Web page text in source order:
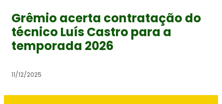
Grêmio acerta contratação do
técnico Luís Castro para a
temporada 2026
11/12/2025